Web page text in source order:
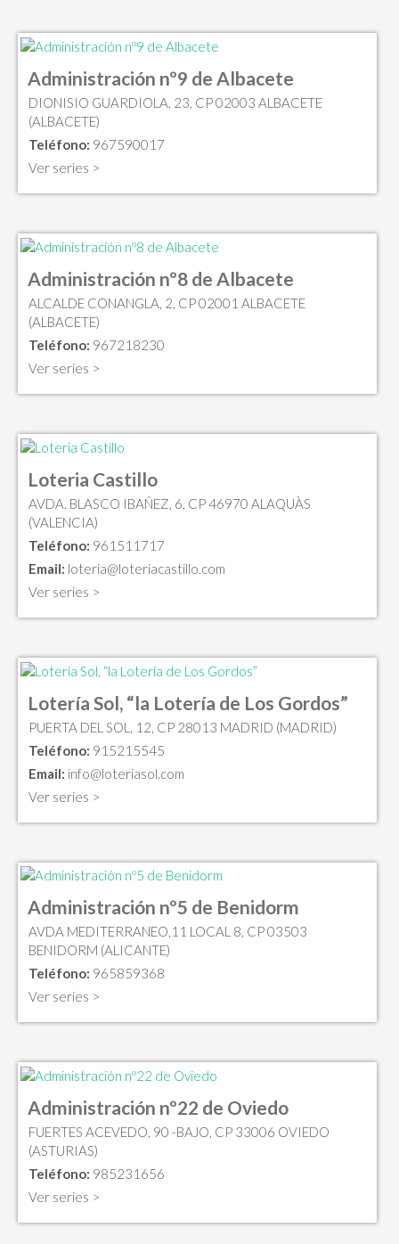
Administración nº9 de Albacete
DIONISIO GUARDIOLA, 23, CP 02003 ALBACETE
(ALBACETE)
Teléfono: 967590017
Ver series >
Administración nº8 de Albacete
ALCALDE CONANGLA, 2, CP 02001 ALBACETE
(ALBACETE)
Teléfono: 967218230
Ver series >
Loteria Castillo
AVDA. BLASCO IBAÑEZ, 6, CP 46970 ALAQUÀS
(VALENCIA)
Teléfono: 961511717
Email: loteria@loteriacastillo.com
Ver series >
Lotería Sol, “la Lotería de Los Gordos”
PUERTA DEL SOL, 12, CP 28013 MADRID (MADRID)
Teléfono: 915215545
Email: info@loteriasol.com
Ver series >
Administración nº5 de Benidorm
AVDA MEDITERRANEO,11 LOCAL 8, CP 03503
BENIDORM (ALICANTE)
Teléfono: 965859368
Ver series >
Administración nº22 de Oviedo
FUERTES ACEVEDO, 90 -BAJO, CP 33006 OVIEDO
(ASTURIAS)
Teléfono: 985231656
Ver series >